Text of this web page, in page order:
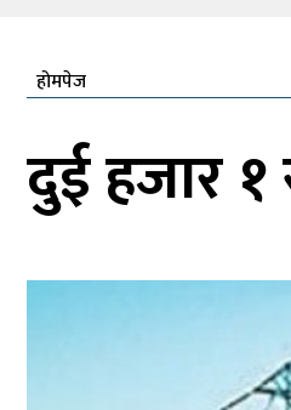
होमपेज
दुई हजार १